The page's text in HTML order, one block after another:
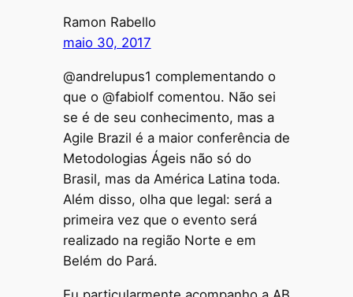
Ramon Rabello
maio 30, 2017
@andrelupus1 complementando o
que o @fabiolf comentou. Não sei
se é de seu conhecimento, mas a
Agile Brazil é a maior conferência de
Metodologias Ágeis não só do
Brasil, mas da América Latina toda.
Além disso, olha que legal: será a
primeira vez que o evento será
realizado na região Norte e em
Belém do Pará.